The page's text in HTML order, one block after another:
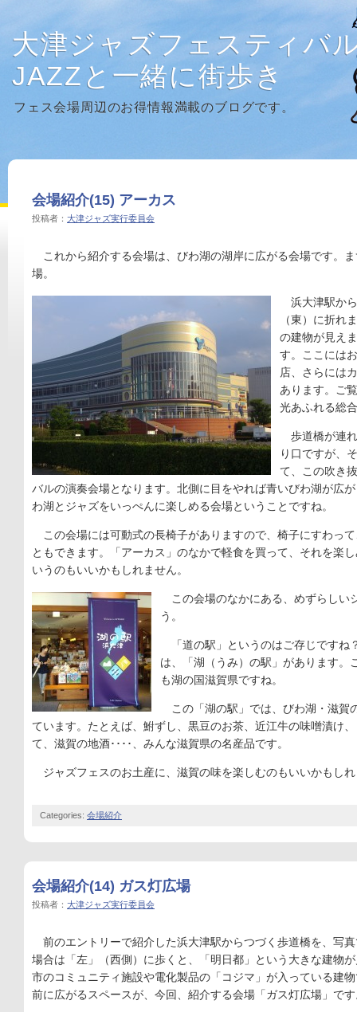
大津ジャズフェスティバ
JAZZと一緒に街歩き
フェス会場周辺のお得情報満載のブログです。
会場紹介(15) アーカス
投稿者： 大津ジャズ実行委員会
これから紹介する会場は、びわ湖の湖岸に広がる会場です。
場。
浜大津駅か
（東）に折れ
の建物が見え
す。ここには
店、さらには
あります。ご
光あふれる総
歩道橋が連
り口ですが、
て、この吹き
バルの演奏会場となります。北側に目をやれば青いびわ湖が広
わ湖とジャズをいっぺんに楽しめる会場ということですね。
この会場には可動式の長椅子がありますので、椅子にすわっ
ともできます。「アーカス」のなかで軽食を買って、それを楽
いうのもいいかもしれません。
この会場のなかにある、めずらしい
う。
「道の駅」というのはご存じです
は、「湖（うみ）の駅」があります。
も湖の国滋賀県ですね。
この「湖の駅」では、びわ湖・滋賀
ています。たとえば、鮒ずし、黒豆のお茶、近江牛の味噌漬け
て、滋賀の地酒････、みんな滋賀県の名産品です。
ジャズフェスのお土産に、滋賀の味を楽しむのもいいかもし
Categories: 会場紹介
会場紹介(14) ガス灯広場
投稿者： 大津ジャズ実行委員会
前のエントリーで紹介した浜大津駅からつづく歩道橋を、写
場合は「左」（西側）に歩くと、「明日都」という大きな建物
市のコミュニティ施設や電化製品の「コジマ」が入っている建
前に広がるスペースが、今回、紹介する会場「ガス灯広場」で